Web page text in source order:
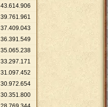
43.614.906
39.761.961
37.409.043
36.391.549
35.065.238
33.297.171
31.097.452
30.972.654
30.351.800